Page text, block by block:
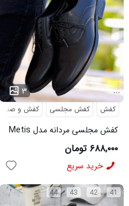
۳ ...
کفش کفش مجلسی کفش و صندل
کفش مجلسی مردانه مدل Metis
کد 6328
۶۸۸,۰۰۰ تومان
خرید سریع
41
42
43
44